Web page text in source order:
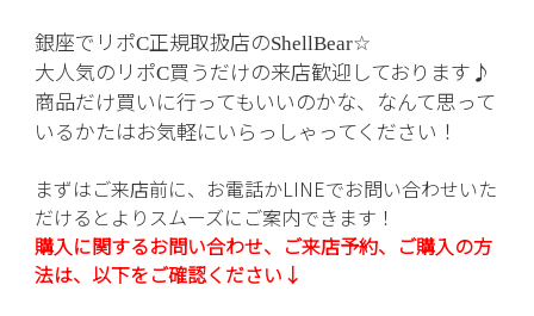
銀座でリポC正規取扱店のShellBear☆
大人気のリポC買うだけの来店歓迎しております♪
商品だけ買いに行ってもいいのかな、なんて思って
いるかたはお気軽にいらっしゃってください！
まずはご来店前に、お電話かLINEでお問い合わせいた
だけるとよりスムーズにご案内できます！
購入に関するお問い合わせ、ご来店予約、ご購入の方
法は、以下をご確認ください↓